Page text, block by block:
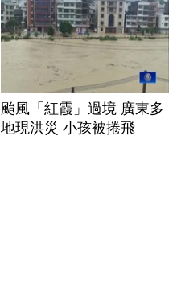
颱風「紅霞」過境 廣東多
地現洪災 小孩被捲飛